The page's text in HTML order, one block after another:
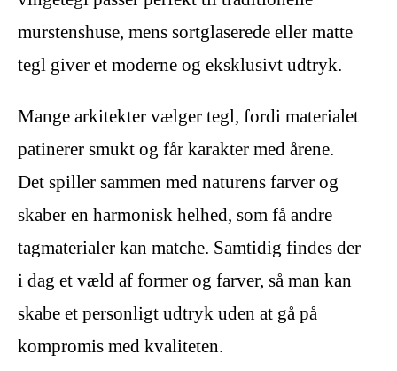
murstenshuse, mens sortglaserede eller matte
tegl giver et moderne og eksklusivt udtryk.
Mange arkitekter vælger tegl, fordi materialet
patinerer smukt og får karakter med årene.
Det spiller sammen med naturens farver og
skaber en harmonisk helhed, som få andre
tagmaterialer kan matche. Samtidig findes der
i dag et væld af former og farver, så man kan
skabe et personligt udtryk uden at gå på
kompromis med kvaliteten.